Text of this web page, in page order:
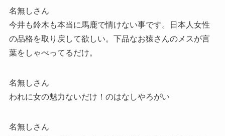
名無しさん
今井も鈴木も本当に馬鹿で情けない事です。日本人女性
の品格を取り戻して欲しい。下品なお猿さんのメスが言
葉をしゃべってるだけ。
名無しさん
われに女の魅力ないだけ！のはなしやろがい
名無しさん